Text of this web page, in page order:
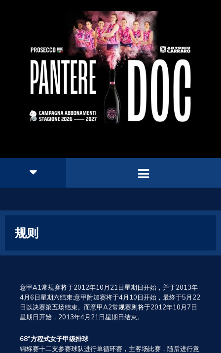
规则
意甲A1常规赛将于2012年10月21日星期日开始，并于2013年
4月6日星期六结束;意甲附加赛将于4月10日开始，最终于5月22
日以决赛第五场结束。而意甲A2常规赛则将于2012年10月7日
星期日开始，2013年4月21日星期日结束。
68°方程式女子甲级排球
锦标赛十二支参赛球队进行单循环赛，主客场比赛，随后进行意